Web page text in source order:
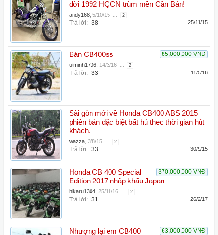
đời 1992 HQCN trùm mền Cần Bán!
andy168 5/10/15 ... 2
Trả lời: 38 25/11/15
85,000,000 VNĐ
Bán CB400ss
utminh1706 14/3/16 ... 2
Trả lời: 33 11/5/16
Sài gòn mới về Honda CB400 ABS 2015
phiên bản đặc biệt bất hủ theo thời gian hút
khách.
wazza 3/8/15 ... 2
Trả lời: 33 30/9/15
370,000,000 VNĐ
Honda CB 400 Special
Edition 2017 nhập khẩu Japan
hikaru1304 25/11/16 ... 2
Trả lời: 31 26/2/17
63,000,000 VNĐ
Nhượng lại em CB400